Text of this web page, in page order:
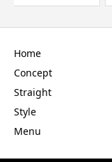
Home
Concept
Straight
Style
Menu